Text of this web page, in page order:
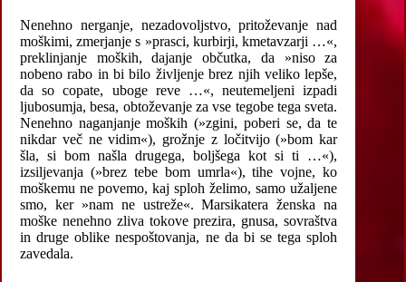
Nenehno nerganje, nezadovoljstvo, pritoževanje nad
moškimi, zmerjanje s »prasci, kurbirji, kmetavzarji …«,
preklinjanje moških, dajanje občutka, da »niso za
nobeno rabo in bi bilo življenje brez njih veliko lepše,
da so copate, uboge reve …«, neutemeljeni izpadi
ljubosumja, besa, obtoževanje za vse tegobe tega sveta.
Nenehno naganjanje moških (»zgini, poberi se, da te
nikdar več ne vidim«), grožnje z ločitvijo (»bom kar
šla, si bom našla drugega, boljšega kot si ti …«),
izsiljevanja (»brez tebe bom umrla«), tihe vojne, ko
moškemu ne povemo, kaj sploh želimo, samo užaljene
smo, ker »nam ne ustreže«. Marsikatera ženska na
moške nenehno zliva tokove prezira, gnusa, sovraštva
in druge oblike nespoštovanja, ne da bi se tega sploh
zavedala.